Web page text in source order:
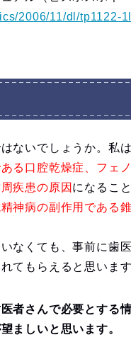
2006/11/dl/tp1122-
ないでしょうか。私
る口腔乾燥症、フェ
疾患の原因 になるこ
神病の副作用である
なくても、事前に歯
てもらえると思います
者さんで必要とする
ましいと思います。